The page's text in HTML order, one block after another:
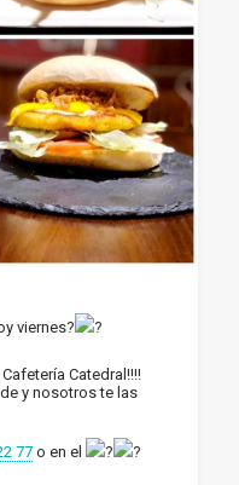
viernes?
Catedral!!!!
y nosotros te las
77o en el